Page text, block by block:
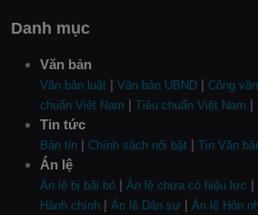
Danh mục
Văn bản
Văn bản luật | Văn bản UBND | Công văn
chuẩn Việt Nam | Tiêu chuẩn Việt Nam |
Tin tức
Bản tin | Chính sách nổi bật | Tin Văn
Án lệ
Án lệ bị bãi bỏ | Án lệ chưa có hiệu lực |
Hành chính | Án lệ Dân sự | Án lệ Hôn